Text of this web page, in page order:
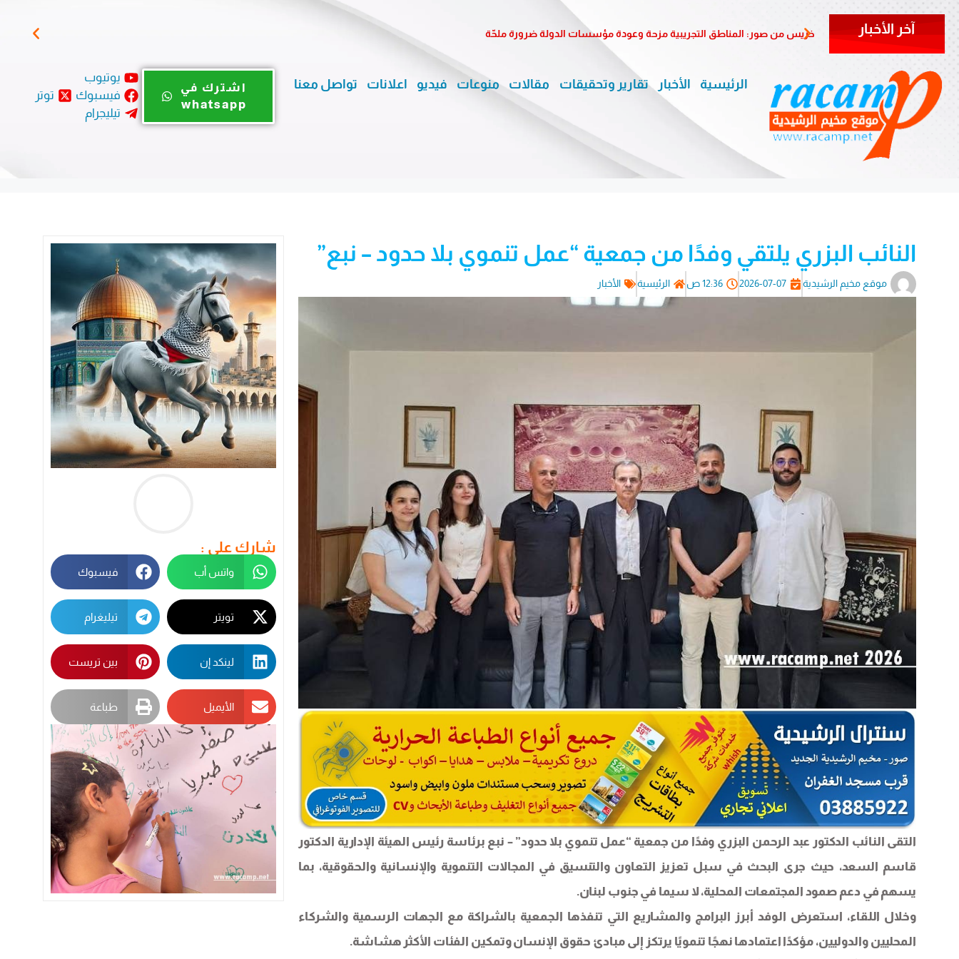
آخر الأخبار خريس من صور: المناطق التجريبية مزحة وعودة مؤسسات الدولة ضرورة ملحّة
الرئيسية الأخبار تقارير وتحقيقات مقالات منوعات فيديو اعلانات تواصل معنا
يوتيوب
فيسبوك
توتر
تيليجرام
اشترك في
whatsapp
النائب البزري يلتقي وفدًا من جمعية “عمل تنموي بلا حدود – نبع”
موقع مخيم الرشيدية 2026-07-07 12:36 ص الرئيسية الأخبار
التقى النائب الدكتور عبد الرحمن البزري وفدًا من جمعية “عمل تنموي بلا حدود” – نبع برئاسة رئيس الهيئة الإدارية الدكتور
قاسم السعد، حيث جرى البحث في سبل تعزيز التعاون والتنسيق في المجالات التنموية والإنسانية والحقوقية، بما
يسهم في دعم صمود المجتمعات المحلية، لا سيما في جنوب لبنان.
وخلال اللقاء، استعرض الوفد أبرز البرامج والمشاريع التي تنفذها الجمعية بالشراكة مع الجهات الرسمية والشركاء
المحليين والدوليين، مؤكدًا اعتمادها نهجًا تنمويًا يرتكز إلى مبادئ حقوق الإنسان وتمكين الفئات الأكثر هشاشة.
شارك على :
واتس أب فيسبوك
تويتر تيليغرام
لينكد إن بين تريست
الأيميل طباعة